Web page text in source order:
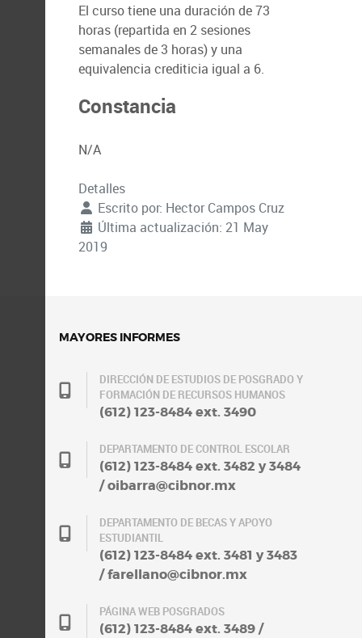
El curso tiene una duración de 73
horas (repartida en 2 sesiones
semanales de 3 horas) y una
equivalencia crediticia igual a 6.
Constancia
N/A
Detalles
Escrito por: Hector Campos Cruz
Última actualización: 21 May
2019
MAYORES INFORMES
DIRECCIÓN DE ESTUDIOS DE POSGRADO Y
FORMACIÓN DE RECURSOS HUMANOS
(612) 123-8484 ext. 3490
DEPARTAMENTO DE CONTROL ESCOLAR
(612) 123-8484 ext. 3482 y 3484
/ oibarra@cibnor.mx
DEPARTAMENTO DE BECAS Y APOYO
ESTUDIANTIL
(612) 123-8484 ext. 3481 y 3483
/ farellano@cibnor.mx
PÁGINA WEB POSGRADOS
(612) 123-8484 ext. 3489 /